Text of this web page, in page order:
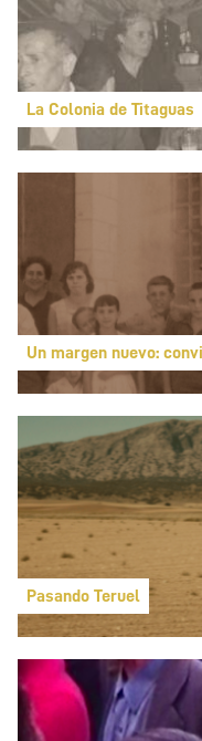
La Colonia de Titaguas
Un margen nuevo:
Pasando Teruel